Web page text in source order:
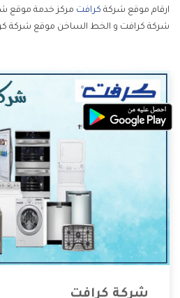
ارقام موقع شركة كرافت مركز خدمة موقع
شركة كرافت و الخط الساخن موقع شركة
شركة كرافت